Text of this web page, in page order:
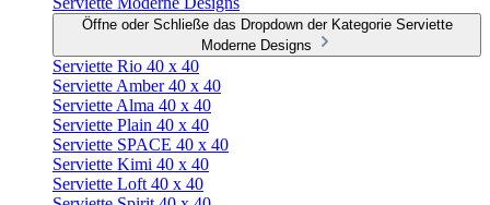
Öffne oder Schließe das Dropdown der Kategorie Serviette
Moderne Designs
Serviette Rio 40 x 40
Serviette Amber 40 x 40
Serviette Alma 40 x 40
Serviette Plain 40 x 40
Serviette SPACE 40 x 40
Serviette Kimi 40 x 40
Serviette Loft 40 x 40